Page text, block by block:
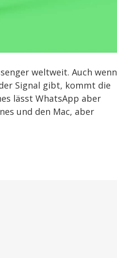
weltweit. Auch wenn
Signal gibt, kommt die
lässt WhatsApp aber
und den Mac, aber